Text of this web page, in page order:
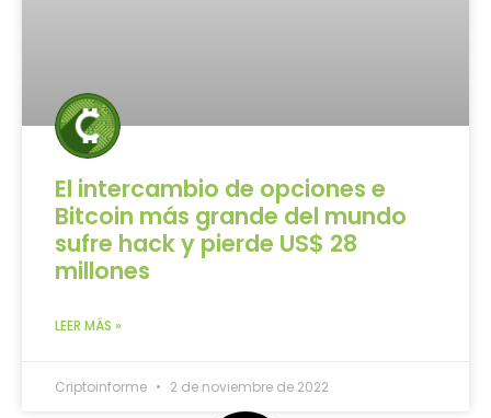
El intercambio de opciones e
Bitcoin más grande del mundo
sufre hack y pierde US$ 28
millones
LEER MÁS »
Criptoinforme 2 de noviembre de 2022